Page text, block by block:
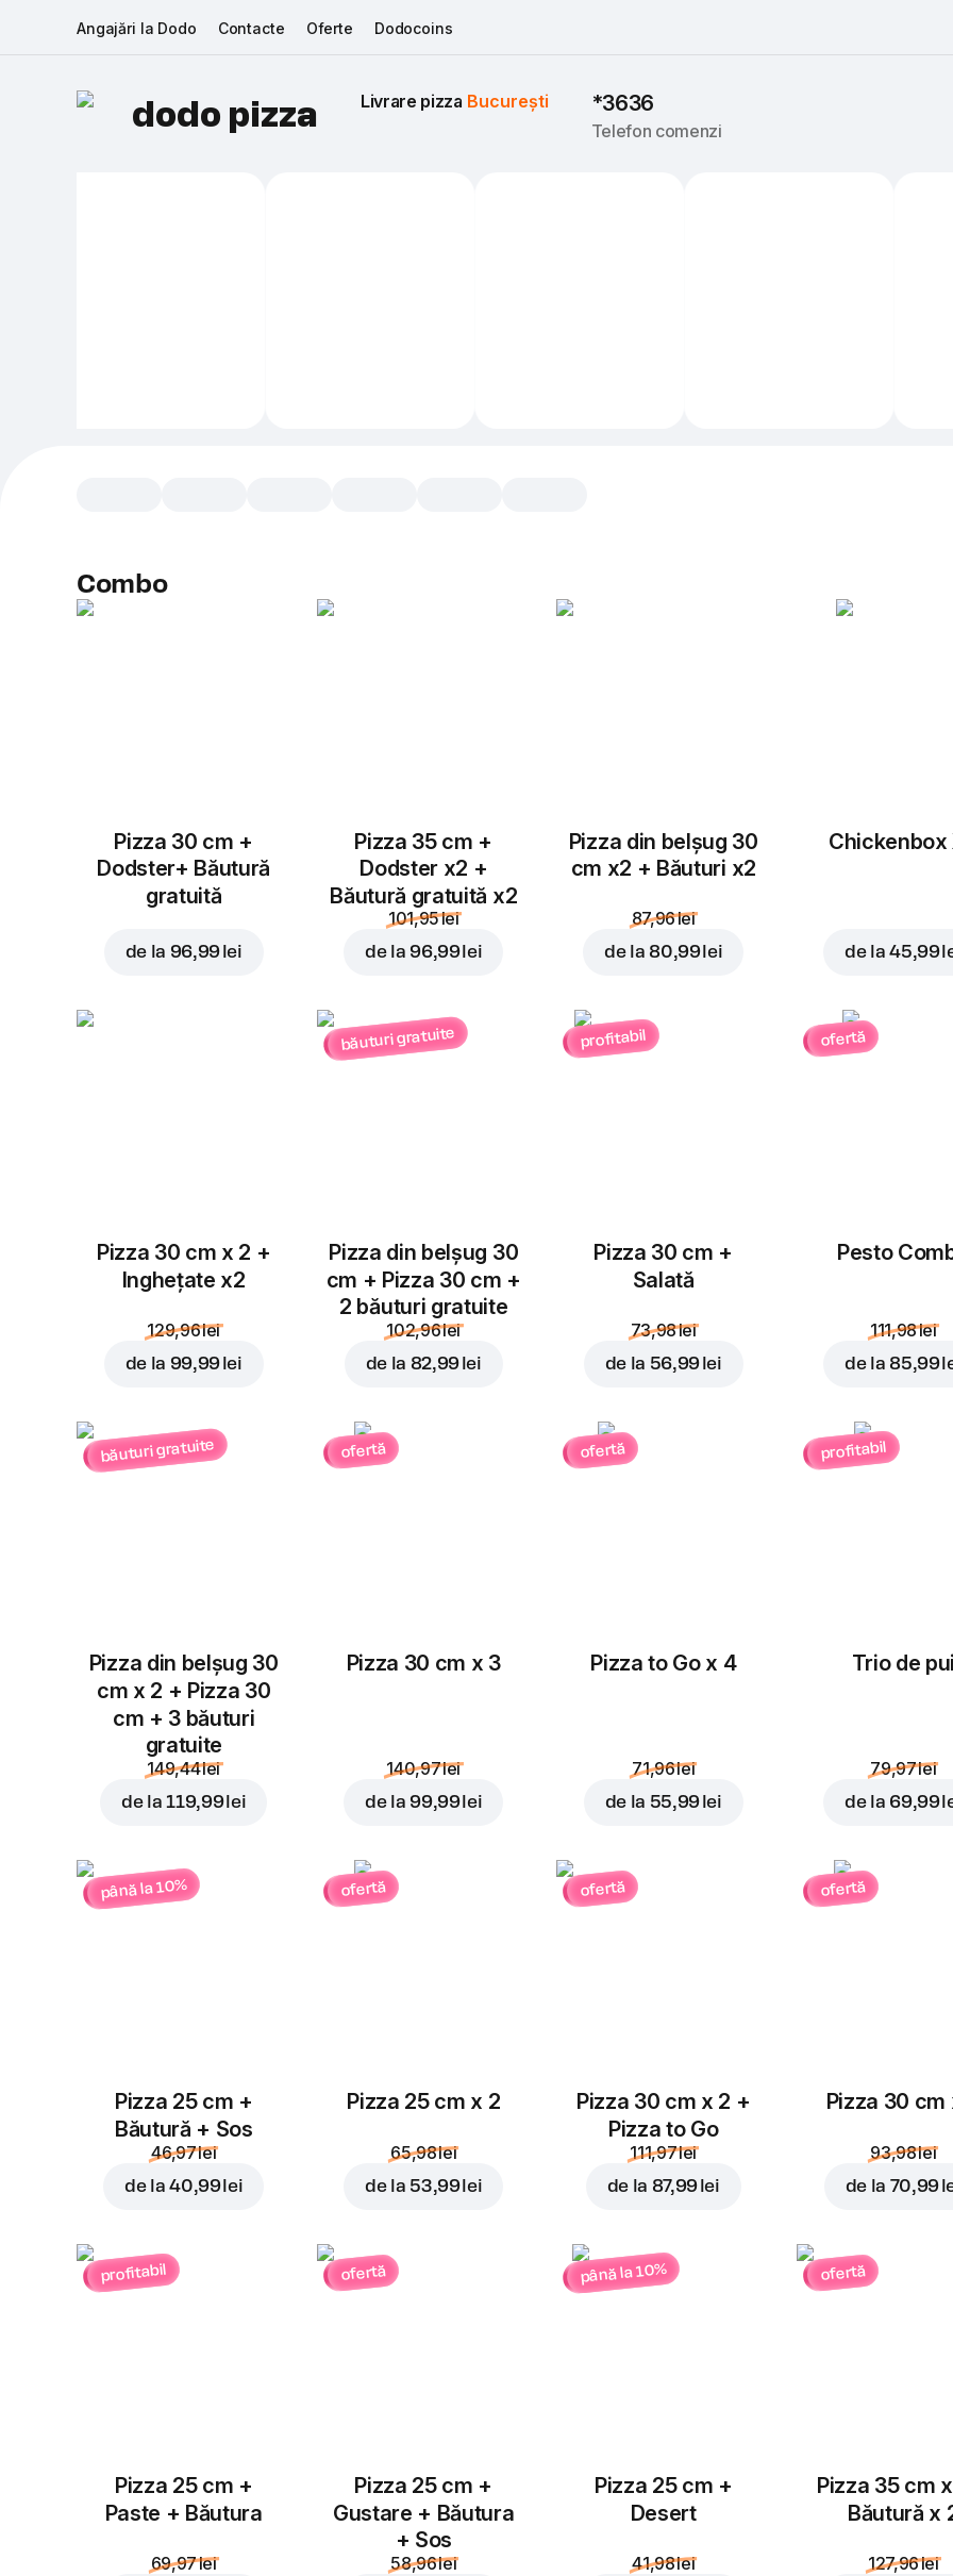
Angajări la Dodo Contacte Oferte Dodocoins
dodo pizza Livrare pizza București *3636
Telefon comenzi
Adaugă topping
3,00 lei
Salam
Pepperoni
3,00 lei
Combo
Pizza 30 cm +
Dodster+ Băutură
gratuită
de la 96,99 lei
Pizza 35 cm +
Dodster x2 +
Băutură gratuită x2
101,95 lei
de la 96,99 lei
Pizza din belșug 30
cm x2 + Băuturi x2
87,96 lei
de la 80,99 lei
Chickenbox
de la45,99
Pizza 30 cm x 2 +
Inghețate x2
129,96 lei
de la 99,99 lei
băuturi gratuite
Pizza din belșug 30
cm + Pizza 30 cm +
2 băuturi gratuite
102,96 lei
de la 82,99 lei
profitabil
Pizza 30 cm +
Salată
73,98 lei
de la 56,99 lei
ofertă
Pesto
111,98 lei
de la 85,99
băuturi gratuite
Pizza din belșug 30
cm x 2 + Pizza 30
cm + 3 băuturi
gratuite
149,44 lei
de la119,99 lei
ofertă
Pizza 30 cm x 3
140,97 lei
de la 99,99 lei
ofertă
Pizza to Go x 4
71,96 lei
de la 55,99 lei
profitabil
Trio de pui
79,97 lei
de la 69,99
până la 10%
Pizza 25 cm +
Băutură + Sos
46,97 lei
de la40,99 lei
ofertă
Pizza 25 cm x 2
65,98 lei
de la 53,99 lei
ofertă
Pizza 30 cm x 2 +
Pizza to Go
111,97 lei
de la 87,99 lei
ofertă
Pizza 30 cm
93,98 lei
de la 70,99
profitabil
Pizza 25 cm +
Paste + Băutura
69,97 lei
ofertă
Pizza 25 cm +
Gustare + Băutura
+ Sos
58,96 lei
până la 10%
Pizza 25 cm +
Desert
41,98 lei
ofertă
Pizza 35 cm
Băutură x
127,96 lei